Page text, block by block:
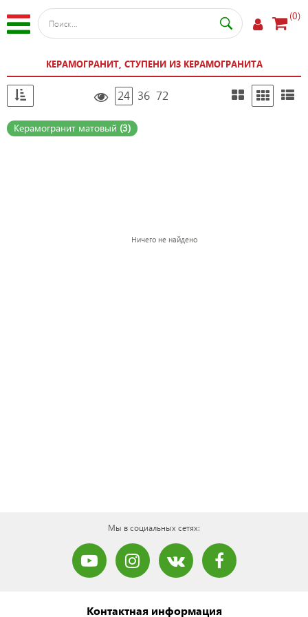
(0)
КЕРАМОГРАНИТ, СТУПЕНИ ИЗ КЕРАМОГРАНИТА
24 36 72
Керамогранит матовый (3)
Ничего не найдено
Мы в социальных сетях:
Контактная информация